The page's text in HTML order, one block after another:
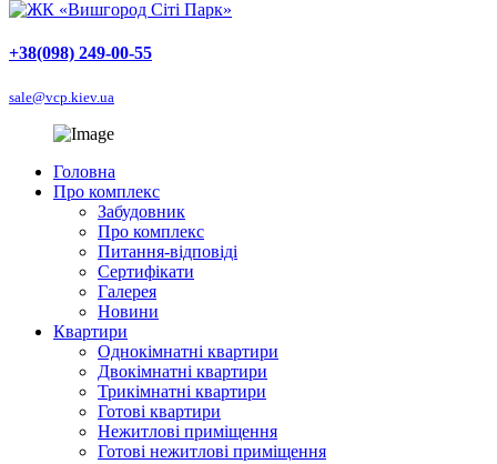
+38(098) 249-00-55
sale@vcp.kiev.ua
Головна
Про комплекс
Забудовник
Про комплекс
Питання-відповіді
Сертифікати
Галерея
Новини
Квартири
Однокімнатні квартири
Двокімнатні квартири
Трикімнатні квартири
Готові квартири
Нежитлові приміщення
Готові нежитлові приміщення